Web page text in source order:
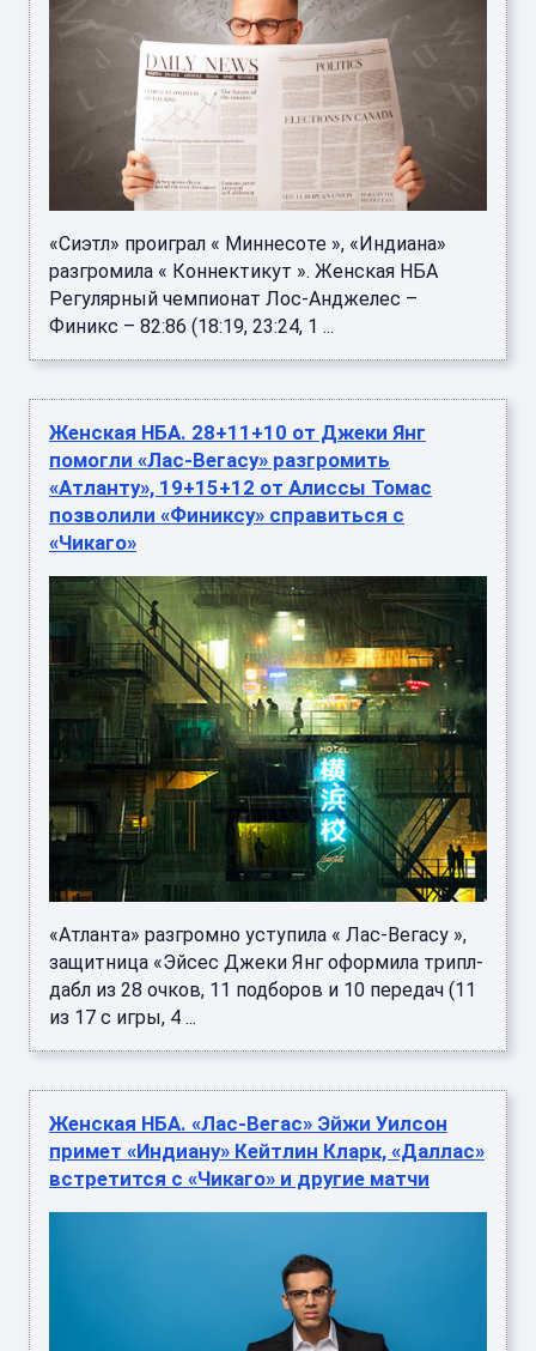
«Сиэтл» проиграл « Миннесоте », «Индиана»
разгромила « Коннектикут ». Женская НБА
Регулярный чемпионат Лос-Анджелес –
Финикс – 82:86 (18:19, 23:24, 1 ...
Женская НБА. 28+11+10 от Джеки Янг
помогли «Лас-Вегасу» разгромить
«Атланту», 19+15+12 от Алиссы Томас
позволили «Финиксу» справиться с
«Чикаго»
«Атланта» разгромно уступила « Лас-Вегасу »,
защитница «Эйсес Джеки Янг оформила трипл-
дабл из 28 очков, 11 подборов и 10 передач (11
из 17 с игры, 4 ...
Женская НБА. «Лас-Вегас» Эйжи Уилсон
примет «Индиану» Кейтлин Кларк, «Даллас»
встретится с «Чикаго» и другие матчи